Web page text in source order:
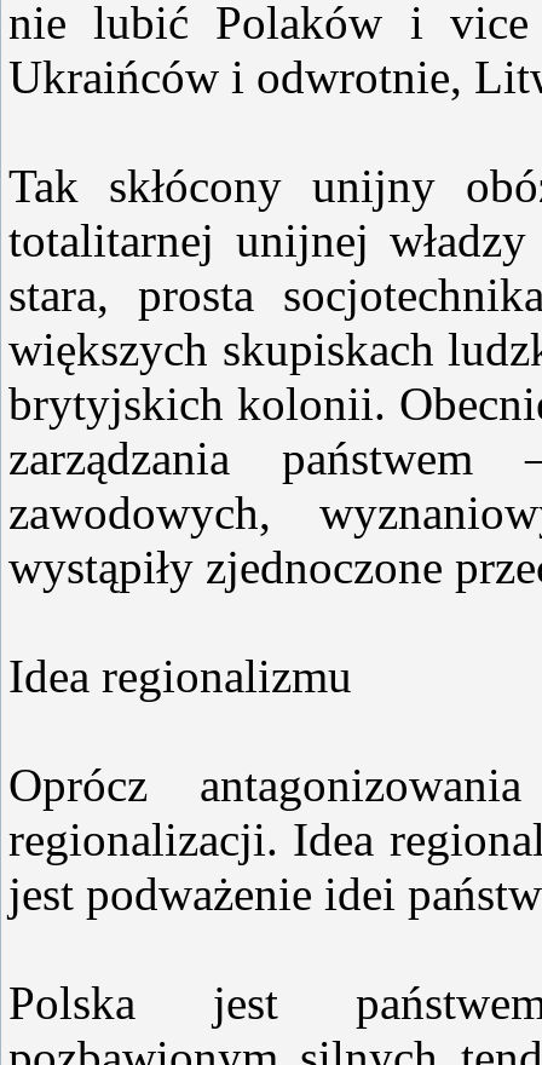
nie lubić Polaków i vice
Ukraińców i odwrotnie,
Tak skłócony unijny
totalitarnej unijnej
stara, prosta
większych skupiskach
brytyjskich kolonii.
zarządzania
zawodowych,
wystąpiły zjednoczone
Idea regionalizmu
Oprócz
regionalizacji. Idea
jest podważenie idei
Polska jest